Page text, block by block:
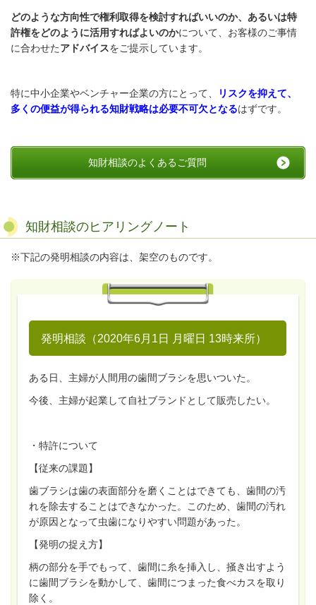
どのような方向性で権利取得を検討すればいいのか、 あるいは特
許権をどのように活用すればよいのかについて、お客様のご事情
に合わせたアドバイスをご提示しています。
特に中小企業やベンチャー企業の方にとって、
リスクを抑えて、
多くの便益が得られる知財戦略は必要不可欠となるはずです。
知財相談のよくあるご質問
知財相談のヒアリングノート
※下記の発明相談の内容は、架空のものです。
発明相談（2020年6月1日 月曜日 13時来所）
ある日、主婦が人間用の歯間ブラシを思いついた。
今後、主婦が起業して自社ブランドとして販売したい。
・特許について
【従来の課題】
歯ブラシは歯の表面部分を磨くことはできても、歯間の汚
れを除去することはできなかった。このため、歯間の汚れ
が原因となって虫歯になりやすい問題があった。
【発明の捉え方】
柄の部分を手でもって、歯間に糸を挿入し、掻き出すよう
に歯間ブラシを動かして、歯間につまった食べカスを取り
除く。